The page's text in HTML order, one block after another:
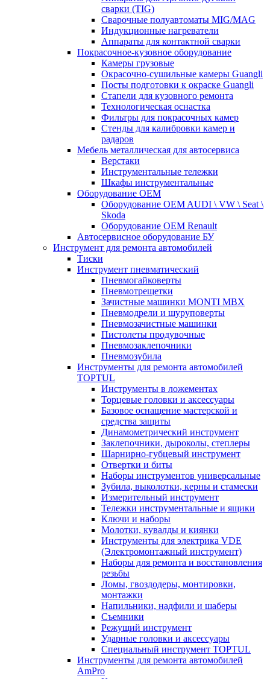
сварки (TIG)
Сварочные полуавтоматы MIG/MAG
Индукционные нагреватели
Аппараты для контактной сварки
Покрасочное-кузовное оборудование
Камеры грузовые
Окрасочно-сушильные камеры Guangli
Посты подготовки к окраске Guangli
Стапели для кузовного ремонта
Технологическая оснастка
Фильтры для покрасочных камер
Стенды для калибровки камер и
радаров
Мебель металлическая для автосервиса
Верстаки
Инструментальные тележки
Шкафы инструментальные
Оборудование OEM
Оборудование OEM AUDI \ VW \ Seat \
Skoda
Оборудование OEM Renault
Автосервисное оборудование БУ
Инструмент для ремонта автомобилей
Тиски
Инструмент пневматический
Пневмогайковерты
Пневмотрещетки
Зачистные машинки MONTI MBX
Пневмодрели и шуруповерты
Пневмозачистные машинки
Пистолеты продувочные
Пневмозаклепочники
Пневмозубила
Инструменты для ремонта автомобилей
TOPTUL
Инструменты в ложементах
Торцевые головки и аксессуары
Базовое оснащение мастерской и
средства защиты
Динамометрический инструмент
Заклепочники, дыроколы, степлеры
Шарнирно-губцевый инструмент
Отвертки и биты
Наборы инструментов универсальные
Зубила, выколотки, керны и стамески
Измерительный инструмент
Тележки инструментальные и ящики
Ключи и наборы
Молотки, кувалды и киянки
Инструменты для электрика VDE
(Электромонтажный инструмент)
Наборы для ремонта и восстановления
резьбы
Ломы, гвоздодеры, монтировки,
монтажки
Напильники, надфили и шаберы
Съемники
Режущий инструмент
Ударные головки и аксессуары
Специальный инструмент TOPTUL
Инструменты для ремонта автомобилей
AmPro